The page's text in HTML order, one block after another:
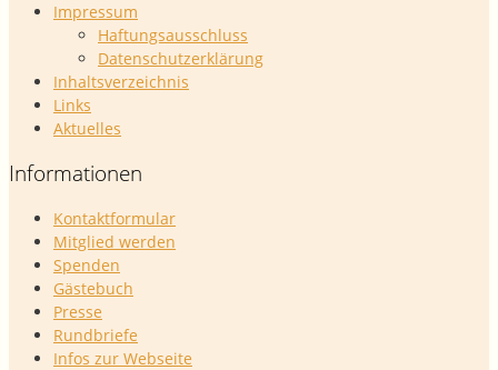
Impressum
Haftungsausschluss
Datenschutzerklärung
Inhaltsverzeichnis
Links
Aktuelles
Informationen
Kontaktformular
Mitglied werden
Spenden
Gästebuch
Presse
Rundbriefe
Infos zur Webseite